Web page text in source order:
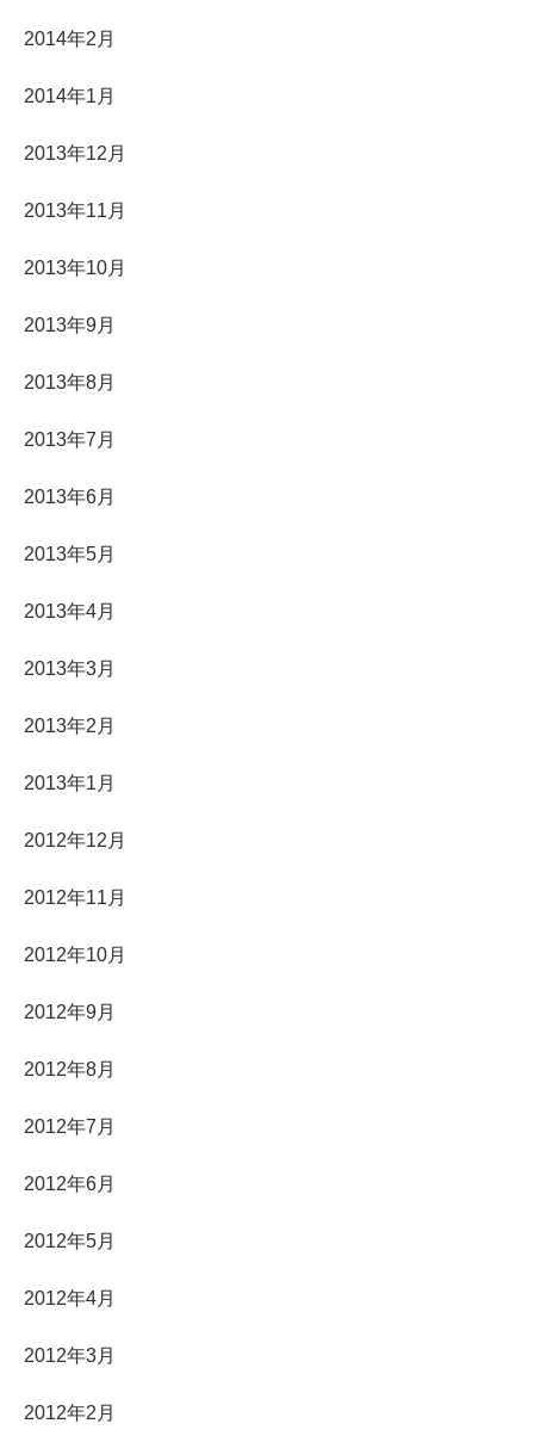
2014年2月
2014年1月
2013年12月
2013年11月
2013年10月
2013年9月
2013年8月
2013年7月
2013年6月
2013年5月
2013年4月
2013年3月
2013年2月
2013年1月
2012年12月
2012年11月
2012年10月
2012年9月
2012年8月
2012年7月
2012年6月
2012年5月
2012年4月
2012年3月
2012年2月